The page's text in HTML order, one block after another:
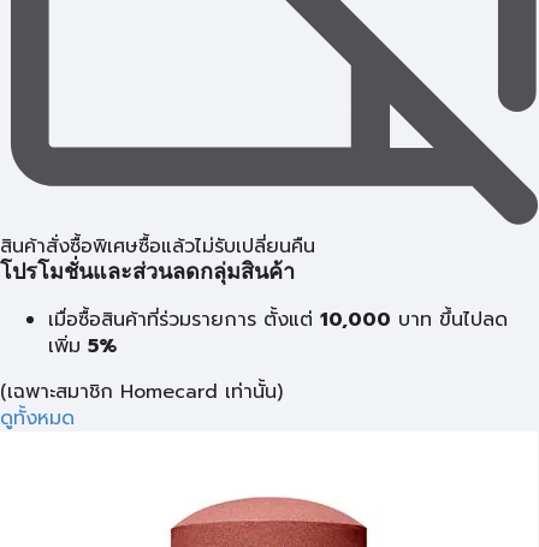
สินค้าสั่งซื้อพิเศษซื้อแล้วไม่รับเปลี่ยนคืน
โปรโมชั่นและส่วนลดกลุ่มสินค้า
เมื่อซื้อสินค้าที่ร่วมรายการ ตั้งแต่ 10,000 บาท ขึ้นไปลด
เพิ่ม 5%
(เฉพาะสมาชิก Homecard เท่านั้น)
ดูทั้งหมด